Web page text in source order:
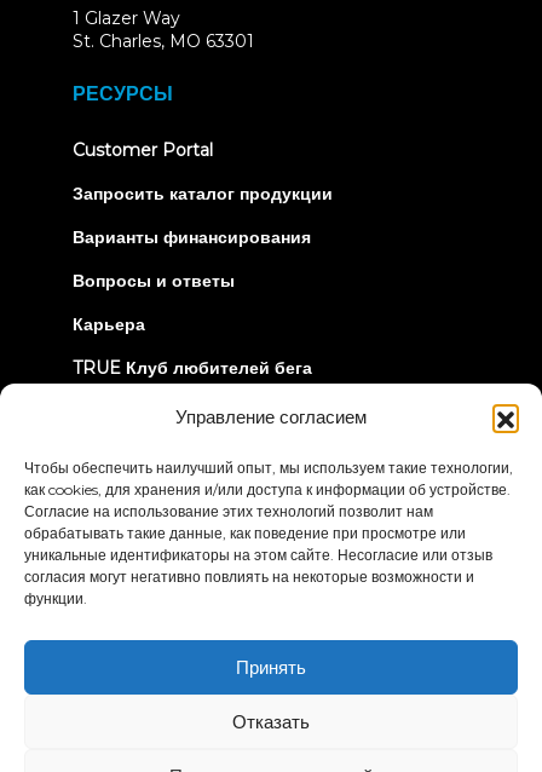
Управление согласием
Чтобы обеспечить наилучший опыт, мы используем такие технологии,
как cookies, для хранения и/или доступа к информации об устройстве.
Согласие на использование этих технологий позволит нам
обрабатывать такие данные, как поведение при просмотре или
уникальные идентификаторы на этом сайте. Несогласие или отзыв
согласия могут негативно повлиять на некоторые возможности и
функции.
Принять
Отказать
1 Glazer Way
St. Charles, MO 63301
РЕСУРСЫ
Customer Portal(opens
new
Запросить каталог продукции
Варианты финансирования
Вопросы и ответы
Карьера
TRUE Клуб любителей бега
Информация об отзыве
ДАВАЙТЕ СОЕДИНИМСЯ
© 2026 True Fitness. All Rights Reserved
Политика
Условия и положения
Заявление о доступности